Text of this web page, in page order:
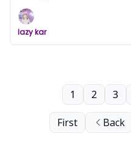
lazy kar
First Back
1 2 3